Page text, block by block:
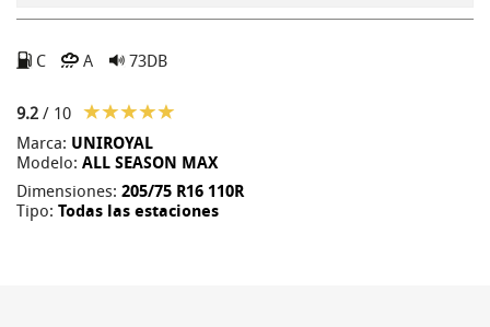
C A 73DB
9.2 / 10
Marca: UNIROYAL
Modelo: ALL SEASON MAX
Dimensiones: 205/75 R16 110R
Tipo: Todas las estaciones